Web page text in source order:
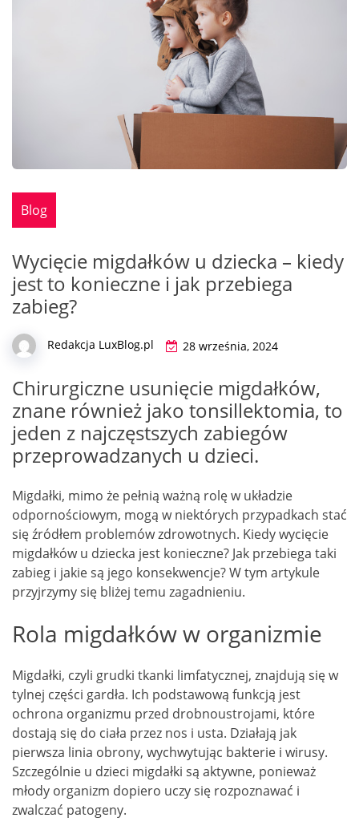
Blog
Wycięcie migdałków u dziecka – kiedy
jest to konieczne i jak przebiega
zabieg?
Redakcja LuxBlog.pl 28 września, 2024
Chirurgiczne usunięcie migdałków,
znane również jako tonsillektomia, to
jeden z najczęstszych zabiegów
przeprowadzanych u dzieci.
Migdałki, mimo że pełnią ważną rolę w układzie
odpornościowym, mogą w niektórych przypadkach stać
się źródłem problemów zdrowotnych. Kiedy wycięcie
migdałków u dziecka jest konieczne? Jak przebiega taki
zabieg i jakie są jego konsekwencje? W tym artykule
przyjrzymy się bliżej temu zagadnieniu.
Rola migdałków w organizmie
Migdałki, czyli grudki tkanki limfatycznej, znajdują się w
tylnej części gardła. Ich podstawową funkcją jest
ochrona organizmu przed drobnoustrojami, które
dostają się do ciała przez nos i usta. Działają jak
pierwsza linia obrony, wychwytując bakterie i wirusy.
Szczególnie u dzieci migdałki są aktywne, ponieważ
młody organizm dopiero uczy się rozpoznawać i
zwalczać patogeny.